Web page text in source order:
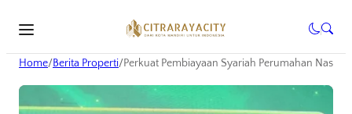
Home/Berita Properti/Perkuat Pembiayaan Syariah Perumahan